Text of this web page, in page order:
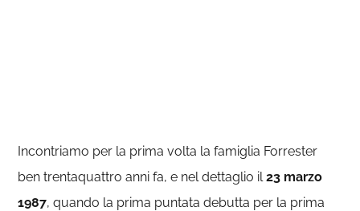
Incontriamo per la prima volta la famiglia Forrester
ben trentaquattro anni fa, e nel dettaglio il23 marzo
1987, quando la prima puntata debutta per la prima